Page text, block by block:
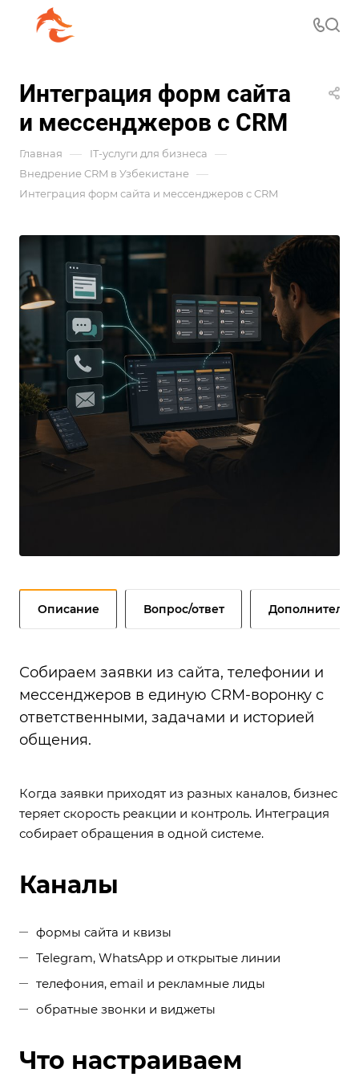
Интеграция форм сайта
и мессенджеров с CRM
Главная — IT-услуги для бизнеса —
Внедрение CRM в Узбекистане —
Интеграция форм сайта и мессенджеров с CRM
Описание Вопрос/ответ
Собираем заявки из сайта, телефонии и
мессенджеров в единую CRM-воронку с
ответственными, задачами и историей
общения.
Когда заявки приходят из разных каналов, бизнес
теряет скорость реакции и контроль. Интеграция
собирает обращения в одной системе.
Каналы
формы сайта и квизы
Telegram, WhatsApp и открытые линии
телефония, email и рекламные лиды
обратные звонки и виджеты
Что настраиваем